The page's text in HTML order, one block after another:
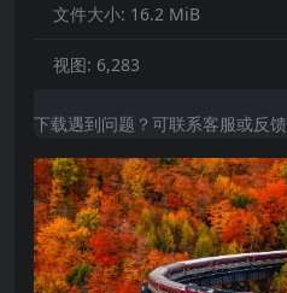
文件大小: 16.2 MiB
视图: 6,283
下载遇到问题？可联系客服或反馈